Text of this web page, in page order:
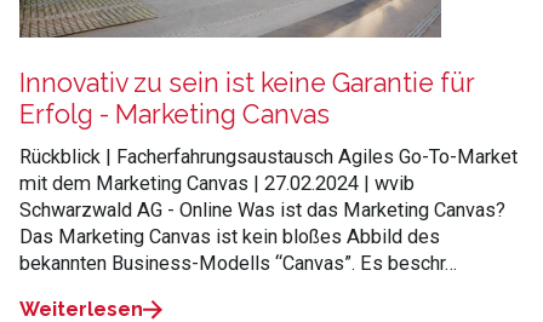
Innovativ zu sein ist keine Garantie für
Erfolg - Marketing Canvas
Rückblick | Facherfahrungsaustausch Agiles Go-To-Market
mit dem Marketing Canvas | 27.02.2024 | wvib
Schwarzwald AG - Online Was ist das Marketing Canvas?
Das Marketing Canvas ist kein bloßes Abbild des
bekannten Business-Modells “Canvas”. Es beschr…
Weiterlesen